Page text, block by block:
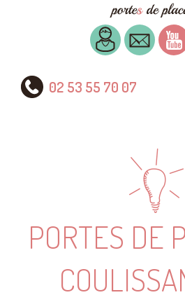
02 53 55 70 07
PORTES DE